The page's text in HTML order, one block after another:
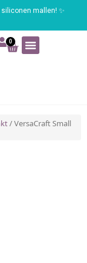
siliconen mallen! ✨
0
/ VersaCraft Small